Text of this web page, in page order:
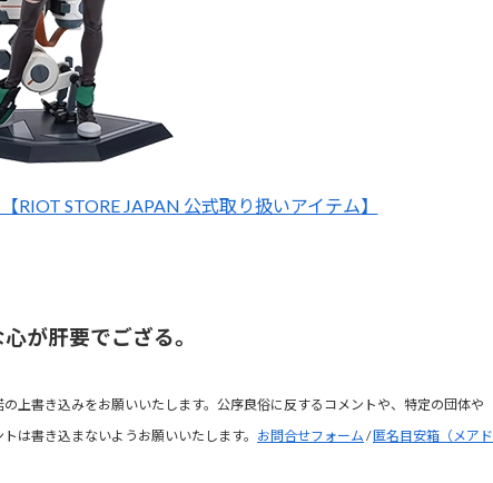
STORE JAPAN 公式取り扱いアイテム】
が肝要でござる。
上書き込みをお願いいたします。公序良俗に反するコメントや、特定の団体や
は書き込まないようお願いいたします。 お問合せフォーム /匿名目安箱（メアド